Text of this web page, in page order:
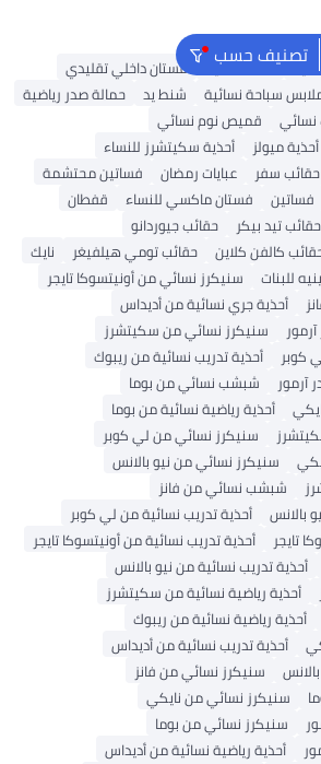
حسب
شنط نسائية
فستان داخلي تقليدي
سباحة نسائية شنط يد
حمالة صدر رياضية
قميص نوم نسائي
ميولز
أحذية سكيتشرز للنساء
سفر عبايات رمضان
فساتين محتشمة
فستان ماكسي للنساء
قفطان
تيد بيكر
حقائب جيوردانو
كالفن كلاين حقائب تومي هيلفيغر
نايك
سنيكرز نسائي من أونيتسوكا تايجر
أحذية جري نسائية من أديداس
سنيكرز نسائي من سكيتشرز
أحذية تدريب نسائية من ريبوك
شبشب نسائي من بوما
أحذية رياضية نسائية من بوما
سنيكرز نسائي من لي كوبر
سنيكرز نسائي من نيو بالانس
شبشب نسائي من فانز
أحذية تدريب نسائية من لي كوبر
أحذية تدريب نسائية من أونيتسوكا تايجر
تدريب نسائية من نيو بالانس
رياضية نسائية من سكيتشرز
رياضية نسائية من ريبوك
أحذية تدريب نسائية من أديداس
سنيكرز نسائي من فانز
سنيكرز نسائي من نايكي
سنيكرز نسائي من بوما
أحذية رياضية نسائية من أديداس